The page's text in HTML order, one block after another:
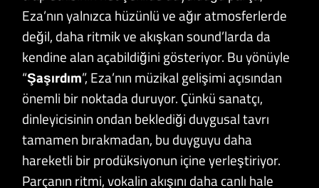
Eza’nın yalnızca hüzünlü ve ağır atmosferlerde
değil, daha ritmik ve akışkan sound’larda da
kendine alan açabildiğini gösteriyor. Bu yönüyle
“Şaşırdım”, Eza’nın müzikal gelişimi açısından
önemli bir noktada duruyor. Çünkü sanatçı,
dinleyicisinin ondan beklediği duygusal tavrı
tamamen bırakmadan, bu duyguyu daha
hareketli bir prodüksiyonun içine yerleştiriyor.
Parçanın ritmi, vokalin akışını daha canlı hale